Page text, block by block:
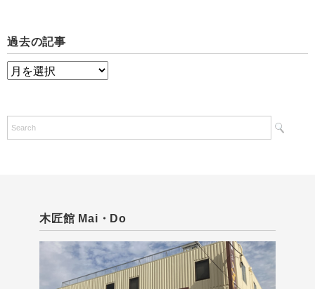
過去の記事
過
記
事
木匠館 Mai・Do